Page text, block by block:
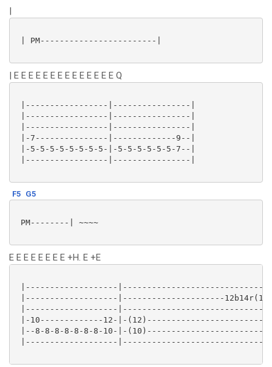
|
| PM------------------------|
| E E E E E E E E E E E E E E Q
|-----------------|----------------|
|-----------------|----------------|
|-----------------|----------------|
|-7---------------|-------------9--|
|-5-5-5-5-5-5-5-5-|-5-5-5-5-5-5-7--|
|-----------------|----------------|
F5 G5
PM--------| ~~~~
E E E E E E E E +H. E +E
|-------------------
|-------------------|---------------------
|-------------------
|-10-------------12-|-
|--8-8-8-8-8-8-8-10-|-
|-------------------